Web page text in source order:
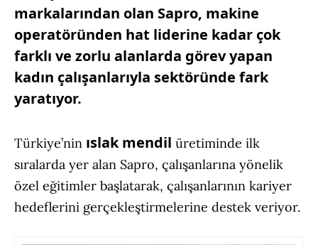
markalarından olan Sapro, makine
operatöründen hat liderine kadar çok
farklı ve zorlu alanlarda görev yapan
kadın çalışanlarıyla sektöründe fark
yaratıyor.
Türkiye’nin ıslak mendil üretiminde ilk
sıralarda yer alan Sapro, çalışanlarına yönelik
özel eğitimler başlatarak, çalışanlarının kariyer
hedeflerini gerçekleştirmelerine destek veriyor.